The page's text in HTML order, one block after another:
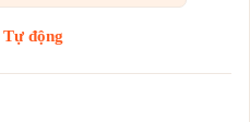
Tự động